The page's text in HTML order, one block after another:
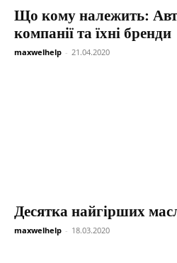
Що кому належить:
компанії та їхні бренди
maxwelhelp - 21.04.2020
Десятка найгірших
maxwelhelp - 18.03.2020